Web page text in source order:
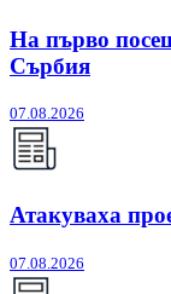
На първо
Сърбия
07.08.2026
Атакуваха
07.08.2026